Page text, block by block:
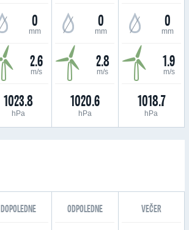
0
mm
2.6
m/s
1023.8
hPa
0
mm
2.8
m/s
1020.6
hPa
0
mm
1.9
m/s
1018.7
hPa
DOPOLEDNE ODPOLEDNE VEČER